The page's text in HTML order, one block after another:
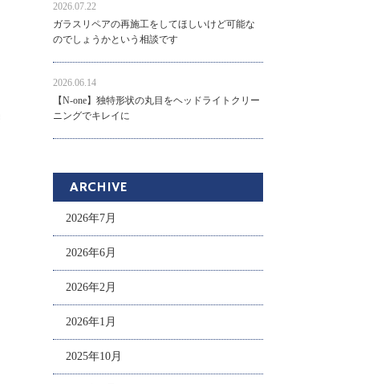
2026.07.22
ガラスリペアの再施工をしてほしいけど可能な
のでしょうかという相談です
2026.06.14
【N-one】独特形状の丸目をヘッドライトクリー
ニングでキレイに
ARCHIVE
2026年7月
2026年6月
2026年2月
2026年1月
2025年10月